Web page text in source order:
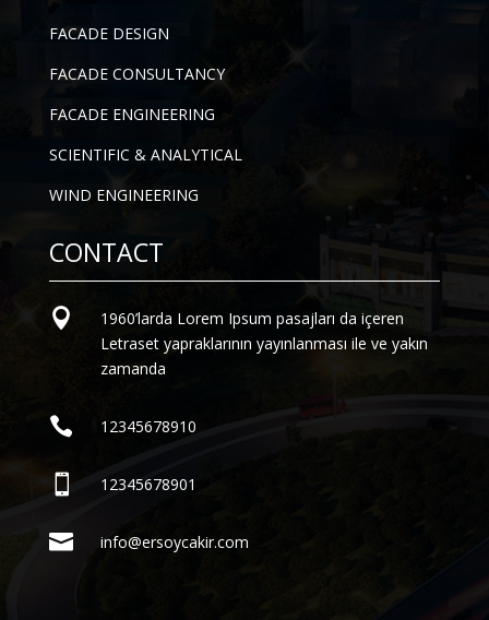
FACADE DESIGN
FACADE CONSULTANCY
FACADE ENGINEERING
SCIENTIFIC & ANALYTICAL
WIND ENGINEERING
CONTACT

1960’larda Lorem Ipsum pasajları da içeren
Letraset yapraklarının yayınlanması ile ve yakın
zamanda
 12345678910
 12345678901
 info@ersoycakir.com